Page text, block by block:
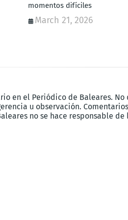
momentos difíciles
March 21, 2026
en el Periódico de Baleares.
u observación.
no se hace responsable